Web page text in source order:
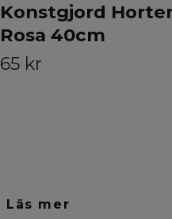
Konstgjord
Rosa 40cm
65 kr
Läs mer